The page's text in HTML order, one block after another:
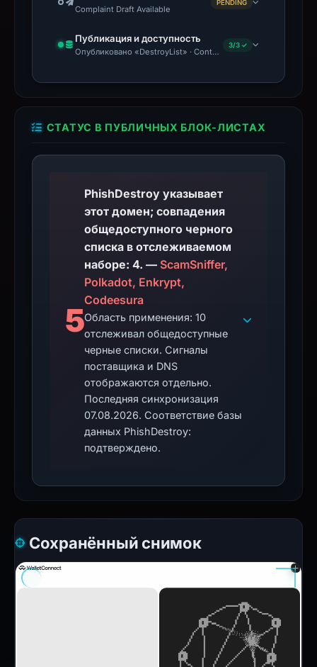
Complaint Draft Available
PENDING
Публикация и доступность
Опубликовано «DestroyList» · Content Observed Unavailable
3/3 ✓
СТАТУС В ПУБЛИЧНЫХ БЛОК-ЛИСТАХ
5
PhishDestroy указывает
этот домен; совпадения
общедоступного черного
списка в отслеживаемом
наборе: 4. — ScamSniffer,
Polkadot, Enkrypt,
Codeesura
Область применения: 10
отслеживал общедоступные
черные списки. Сигналы
поставщика и DNS
отображаются отдельно.
Последняя синхронизация
07.08.2026. Соответствие базы
данных PhishDestroy:
подтверждено.
Сохранённый снимок